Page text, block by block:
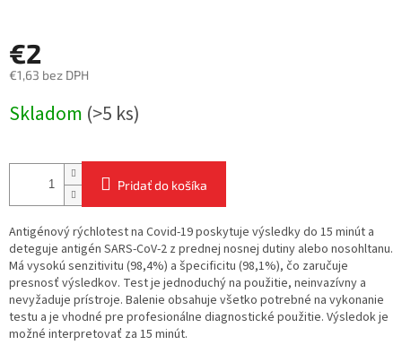
€2
€1,63 bez DPH
cena:
Skladom (>5 ks)
Pridať do košíka
Antigénový rýchlotest na Covid-19 poskytuje výsledky do 15 minút a
deteguje antigén SARS-CoV-2 z prednej nosnej dutiny alebo nosohltanu.
Má vysokú senzitivitu (98,4%) a špecificitu (98,1%), čo zaručuje
presnosť výsledkov. Test je jednoduchý na použitie, neinvazívny a
nevyžaduje prístroje. Balenie obsahuje všetko potrebné na vykonanie
testu a je vhodné pre profesionálne diagnostické použitie. Výsledok je
možné interpretovať za 15 minút.